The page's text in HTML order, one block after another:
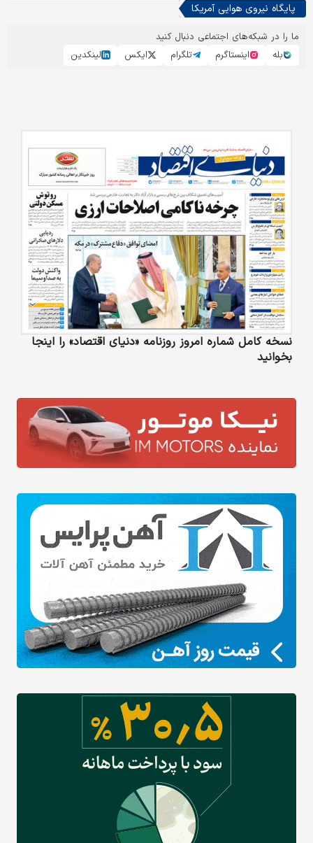
پایگاه نیروی هوایی آمریکا
ما را در شبکه‌های اجتماعی دنبال کنید
بله
اینستاگرم تلگرام ایکس لینکدین
نسخه کامل شماره امروز روزنامه «دنیای‌ اقتصاد» را اینجا
بخوانید